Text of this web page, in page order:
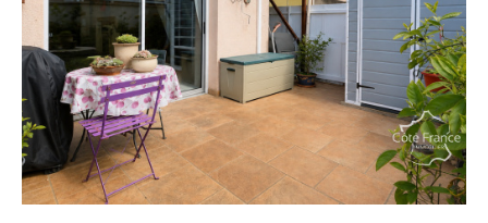
Budget
Budget
Surface
Surface
Pièces